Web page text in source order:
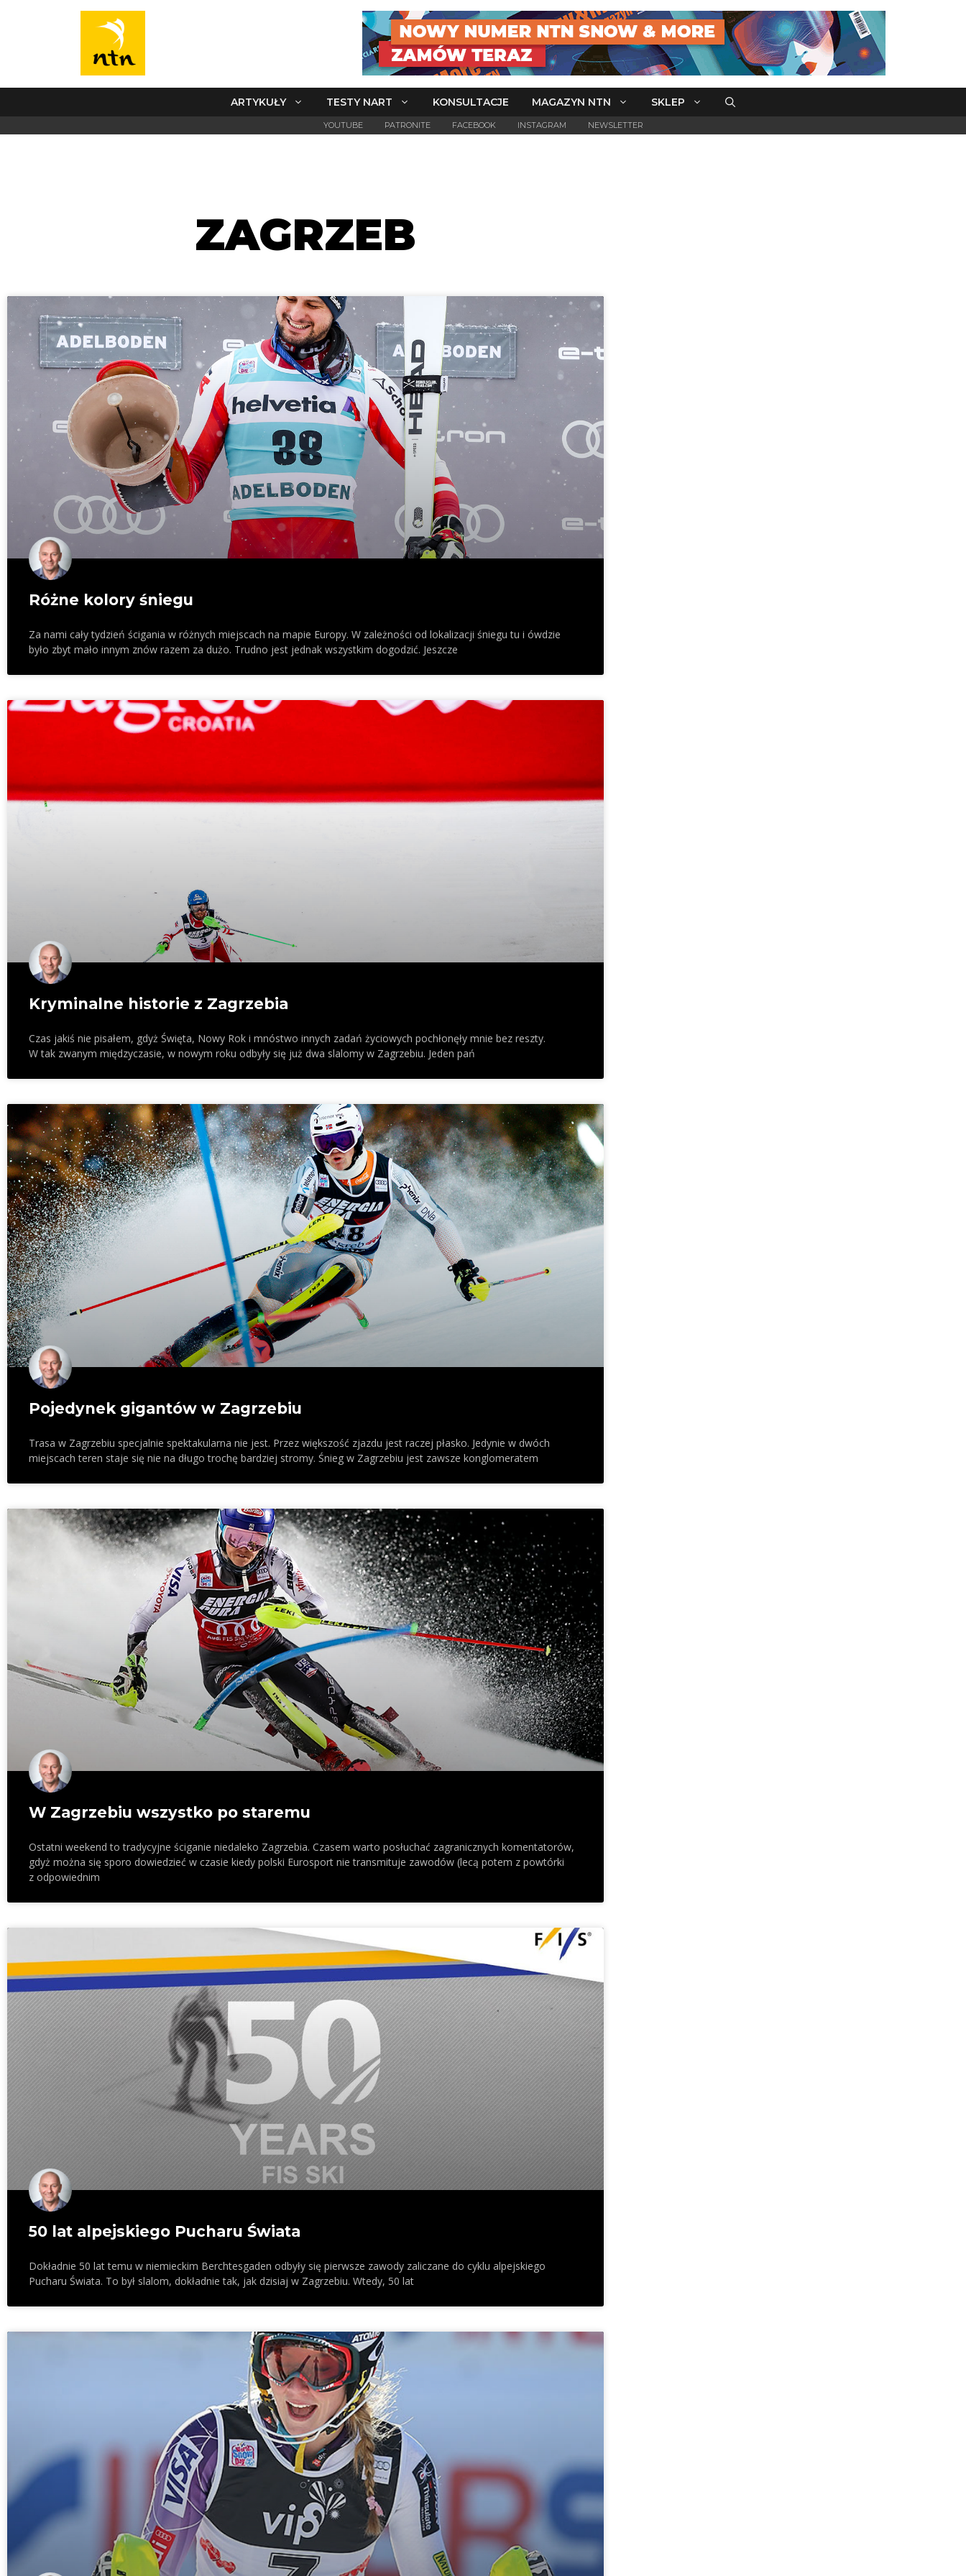
ARTYKUŁY TESTY NART KONSULTACJE MAGAZYN NTN SKLEP
YOUTUBE PATRONITE FACEBOOK INSTAGRAM NEWSLETTER
ZAGRZEB
Różne kolory śniegu
Za nami cały tydzień ścigania w różnych miejscach na mapie Europy. W zależności od lokalizacji śniegu tu i ówdzie
było zbyt mało innym znów razem za dużo. Trudno jest jednak wszystkim dogodzić. Jeszcze
Kryminalne historie z Zagrzebia
Czas jakiś nie pisałem, gdyż Święta, Nowy Rok i mnóstwo innych zadań życiowych pochłonęły mnie bez reszty.
W tak zwanym międzyczasie, w nowym roku odbyły się już dwa slalomy w Zagrzebiu. Jeden pań
Pojedynek gigantów w Zagrzebiu
Trasa w Zagrzebiu specjalnie spektakularna nie jest. Przez większość zjazdu jest raczej płasko. Jedynie w dwóch
miejscach teren staje się nie na długo trochę bardziej stromy. Śnieg w Zagrzebiu jest zawsze konglomeratem
W Zagrzebiu wszystko po staremu
Ostatni weekend to tradycyjne ściganie niedaleko Zagrzebia. Czasem warto posłuchać zagranicznych komentatorów,
gdyż można się sporo dowiedzieć w czasie kiedy polski Eurosport nie transmituje zawodów (lecą potem z powtórki
z odpowiednim
50 lat alpejskiego Pucharu Świata
Dokładnie 50 lat temu w niemieckim Berchtesgaden odbyły się pierwsze zawody zaliczane do cyklu alpejskiego
Pucharu Świata. To był slalom, dokładnie tak, jak dzisiaj w Zagrzebiu. Wtedy, 50 lat